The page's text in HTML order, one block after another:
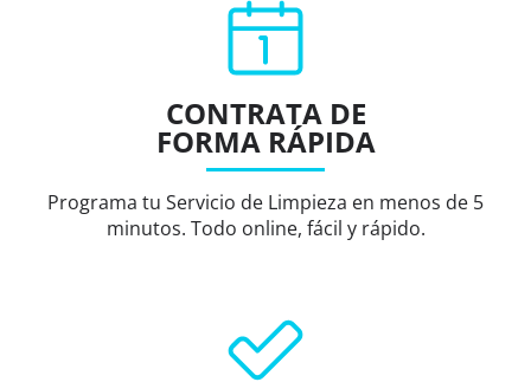
CONTRATA DE
FORMA RÁPIDA
Programa tu Servicio de Limpieza en menos de 5
minutos. Todo online, fácil y rápido.